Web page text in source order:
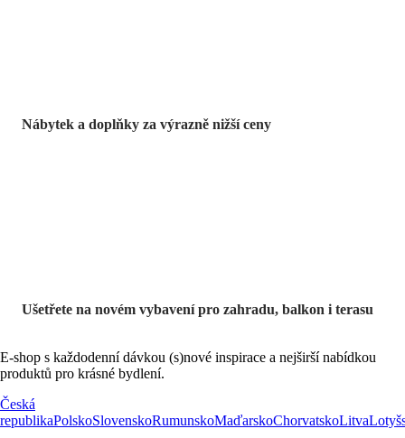
Nábytek a doplňky za výrazně nižší ceny
Ušetřete na novém vybavení pro zahradu, balkon i terasu
E-shop s každodenní dávkou (s)nové inspirace a nejširší nabídkou
produktů pro krásné bydlení.
Česká
republikaPolskoSlovenskoRumunskoMaďarskoChorvatskoLitva